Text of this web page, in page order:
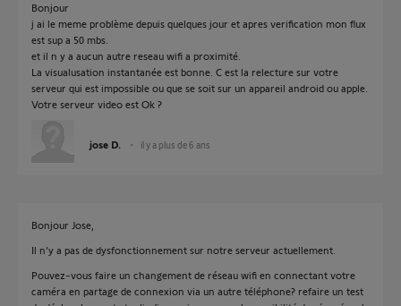
Bonjour
j ai le meme problème depuis quelques jour et apres verification mon flux
est sup a 50 mbs.
et il n y a aucun autre reseau wifi a proximité.
La visualusation instantanée est bonne. C est la relecture sur votre
serveur qui est impossible ou que se soit sur un appareil android ou apple.
Votre serveur video est Ok ?
jose D. il y a plus de 6 ans
Bonjour Jose,
Il n'y a pas de dysfonctionnement sur notre serveur actuellement.
Pouvez-vous faire un changement de réseau wifi en connectant votre
caméra en partage de connexion via un autre téléphone? refaire un test